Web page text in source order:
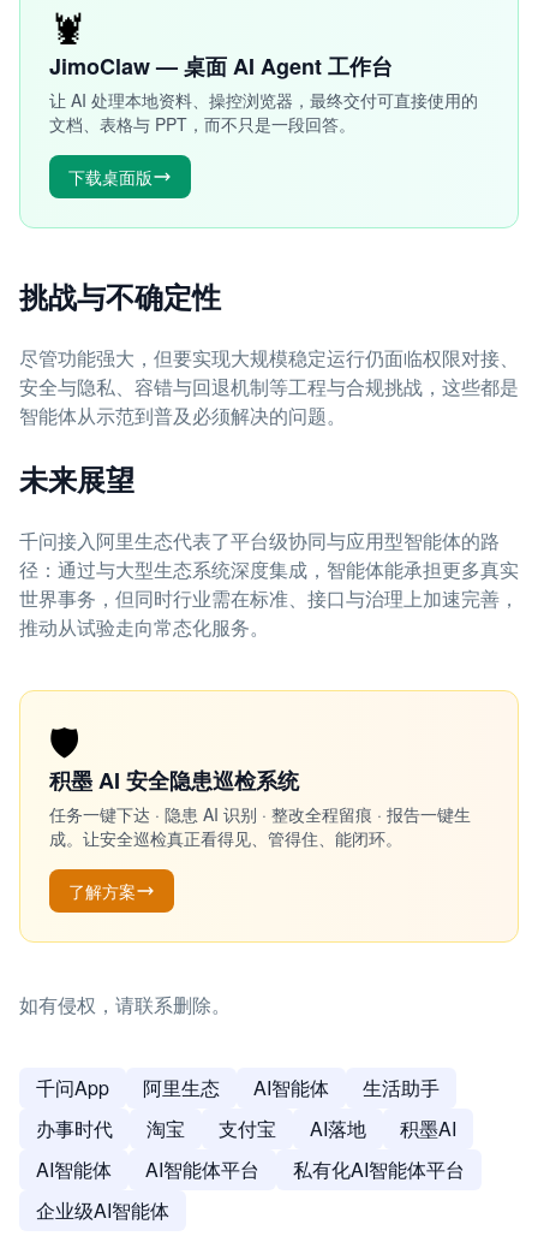
🦞
JimoClaw — 桌面 AI Agent 工作台
让 AI 处理本地资料、操控浏览器，最终交付可直接使用的
文档、表格与 PPT，而不只是一段回答。
下载桌面版
挑战与不确定性
尽管功能强大，但要实现大规模稳定运行仍面临权限对接、
安全与隐私、容错与回退机制等工程与合规挑战，这些都是
智能体从示范到普及必须解决的问题。
未来展望
千问接入阿里生态代表了平台级协同与应用型智能体的路
径：通过与大型生态系统深度集成，智能体能承担更多真实
世界事务，但同时行业需在标准、接口与治理上加速完善，
推动从试验走向常态化服务。
🛡️
积墨 AI 安全隐患巡检系统
任务一键下达 · 隐患 AI 识别 · 整改全程留痕 · 报告一键生
成。让安全巡检真正看得见、管得住、能闭环。
了解方案
如有侵权，请联系删除。
千问App 阿里生态 AI智能体
生活助手
办事时代
淘宝 支付宝 AI落地
积墨AI
AI智能体
AI智能体平台
私有化AI智能体平台
企业级AI智能体